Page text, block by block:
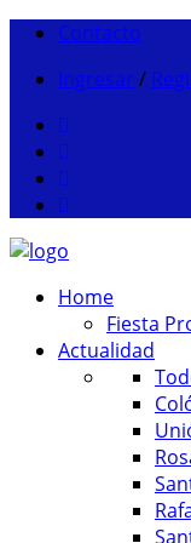
Contacto
Ingresar /
Home
Fiesta
Actualidad